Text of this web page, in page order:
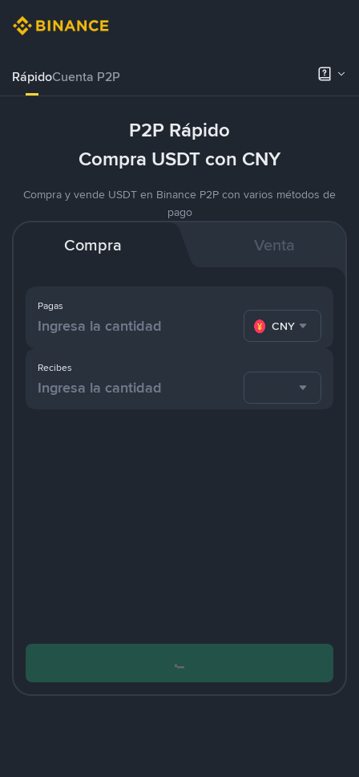
RápidoCuenta P2P
P2P Rápido
Compra USDT con CNY
Compra y vende USDT en Binance P2P con varios métodos de
pago
Compra Venta
Pagas
CNY
Recibes